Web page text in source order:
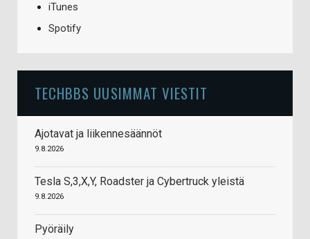
iTunes
Spotify
TECHBBS UUSIMMAT VIESTIT
Ajotavat ja liikennesäännöt
9.8.2026
Tesla S,3,X,Y, Roadster ja Cybertruck yleistä
9.8.2026
Pyöräily